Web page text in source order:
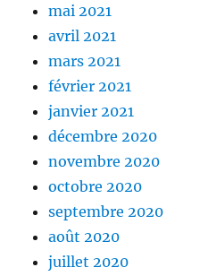
mai 2021
avril 2021
mars 2021
février 2021
janvier 2021
décembre 2020
novembre 2020
octobre 2020
septembre 2020
août 2020
juillet 2020